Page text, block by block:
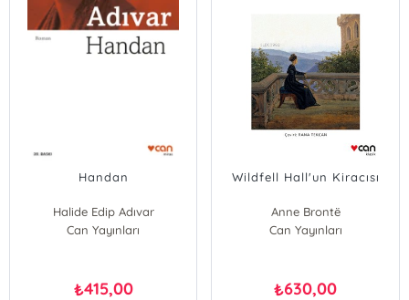
Handan
Halide Edip Adıvar
Can Yayınları
₺415,00
Wildfell Hall'un Kiracısı
Anne Brontë
Can Yayınları
₺630,00